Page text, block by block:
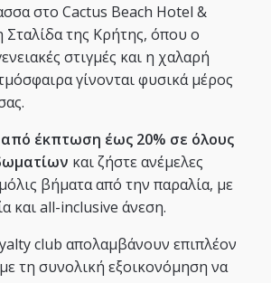
στο Cactus Beach Hotel &
της Κρήτης, όπου ο
στιγμές και η χαλαρή
γίνονται φυσικά μέρος
από έκπτωση έως 20% σε όλους
και ζήστε ανέμελες
βήματα από την παραλία, με
και all-inclusive άνεση.
club απολαμβάνουν επιπλέον
τη συνολική εξοικονόμηση να